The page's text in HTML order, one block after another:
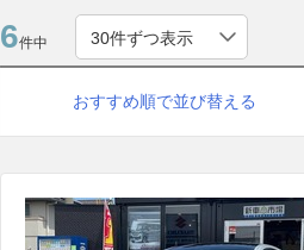
6件中
おすすめ順で並び替える